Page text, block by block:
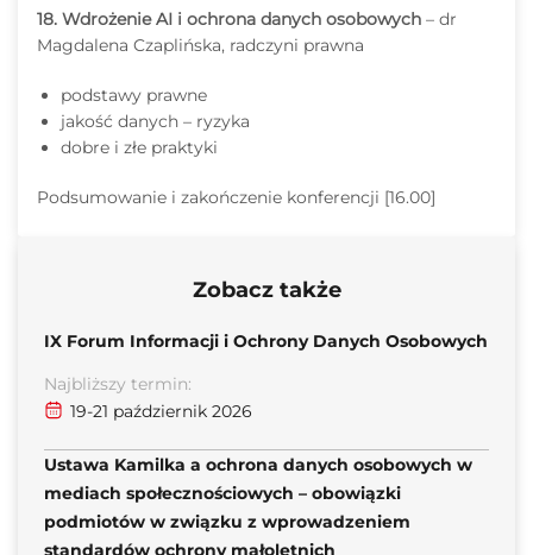
18. Wdrożenie AI i ochrona danych osobowych – dr
Magdalena Czaplińska, radczyni prawna
podstawy prawne
jakość danych – ryzyka
dobre i złe praktyki
Podsumowanie i zakończenie konferencji [16.00]
Zobacz także
IX Forum Informacji i Ochrony Danych Osobowych
Najbliższy termin:
19-21 październik 2026
Ustawa Kamilka a ochrona danych osobowych w
mediach społecznościowych – obowiązki
podmiotów w związku z wprowadzeniem
standardów ochrony małoletnich